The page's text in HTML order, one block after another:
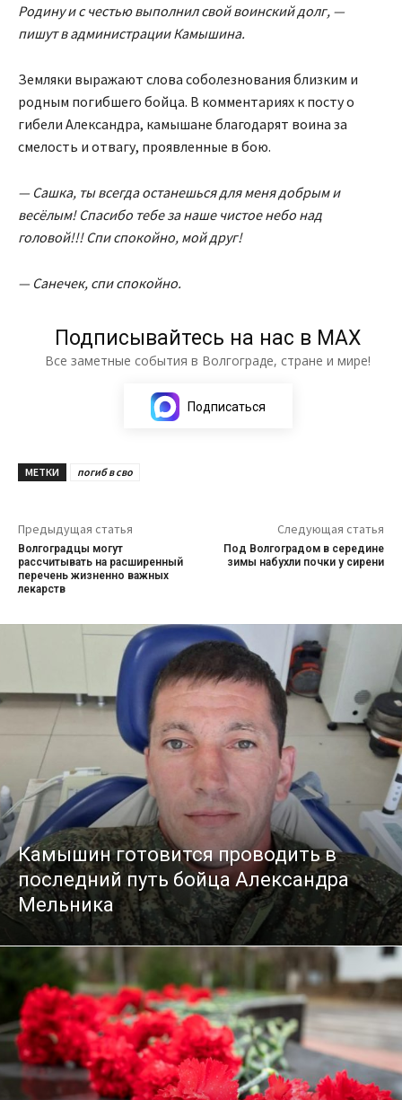
Родину и с честью выполнил свой воинский долг, —
пишут в администрации Камышина.
Земляки выражают слова соболезнования близким и
родным погибшего бойца. В комментариях к посту о
гибели Александра, камышане благодарят воина за
смелость и отвагу, проявленные в бою.
— Сашка, ты всегда останешься для меня добрым и
весёлым! Спасибо тебе за наше чистое небо над
головой!!! Спи спокойно, мой друг!
— Санечек, спи спокойно.
Подписывайтесь на нас в МАХ
Все заметные события в Волгограде, стране и мире!
Подписаться
МЕТКИ погиб в сво
Предыдущая статья
Волгоградцы могут
рассчитывать на расширенный
перечень жизненно важных
лекарств
Следующая статья
Под Волгоградом в середине
зимы набухли почки у сирени
Камышин готовится проводить в
последний путь бойца Александра
Мельника